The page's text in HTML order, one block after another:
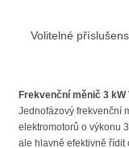
Volitelné
Frekvenční měnič 3 kW
Jednofázový frekvenční
elektromotorů o výkonu
ale hlavně efektivně řídit